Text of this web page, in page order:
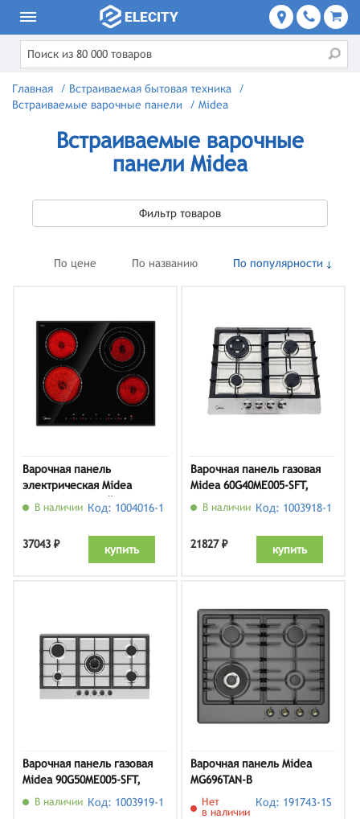
Главная / Встраиваемая бытовая техника
/
Встраиваемые варочные панели
/ Midea
Встраиваемые варочные
панели Midea
Фильтр товаров
По цене По названию По популярности
Варочная панель
электрическая Midea
MCHF645, черный
В наличии Код: 1004016-1
37043 ₽ купить
Варочная панель газовая
Midea 60G40ME005-SFT,
нержавеющая сталь
В наличии Код: 1003918-1
21827 ₽ купить
Варочная панель газовая
Midea 90G50ME005-SFT,
нержавеющая сталь
В наличии Код: 1003919-1
Варочная панель Midea
MG696TAN-B
Нет
в наличии
Код: 191743-1S